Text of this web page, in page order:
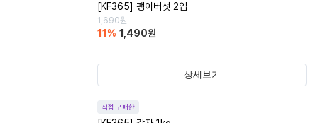
[KF365] 팽이버섯 2입
1,690원
11 % 1,490원
상세보기
직접 구매한